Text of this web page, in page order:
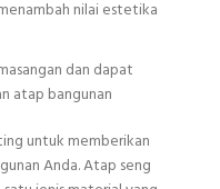
nilai estetika
dan dapat
atap bangunan
untuk memberikan
Anda. Atap seng